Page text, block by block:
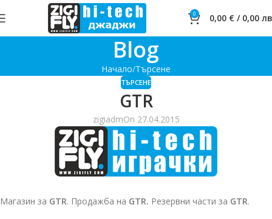
0 0,00 € / 0,00
Blog
Начало Търсене
ТЪРСЕНЕ
GTR
zigiadmOn 27.04.2015
Магазин за GTR. Продажба на GTR. Резервни части за GTR.